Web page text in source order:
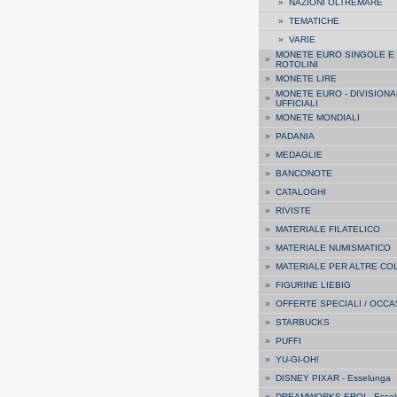
»
NAZIONI OLTREMARE
» TEMATICHE
» VARIE
» MONETE EURO SINGOLE E
ROTOLINI
» MONETE LIRE
» MONETE EURO -
UFFICIALI
» MONETE MONDIALI
» PADANIA
» MEDAGLIE
» BANCONOTE
» CATALOGHI
» RIVISTE
» MATERIALE FILATELICO
» MATERIALE NUMISMATICO
» MATERIALE PER ALTRE
» FIGURINE LIEBIG
» OFFERTE SPECIALI /
» STARBUCKS
» PUFFI
» YU-GI-OH!
» DISNEY PIXAR - Esselunga